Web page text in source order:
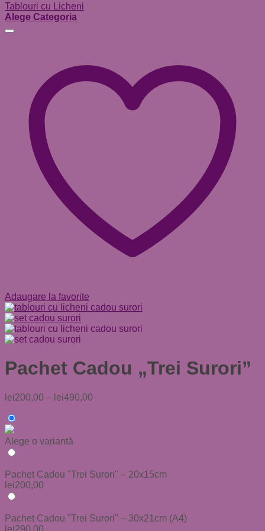
Tablouri cu Licheni
Alege Categoria
Adaugare la favorite
Pachet Cadou „Trei Surori”
lei200,00 – lei490,00
Alege o variantă
Pachet Cadou "Trei Surori" – 20x15cm
lei200,00
Pachet Cadou "Trei Surori" – 30x21cm (A4)
lei290,00